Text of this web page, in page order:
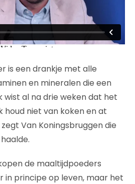
is een drankje met alle
en mineralen die een
wist al na drie weken dat het
houd niet van koken en at
Van Koningsbruggen die
de maaltijdpoeders
in principe op leven, maar het